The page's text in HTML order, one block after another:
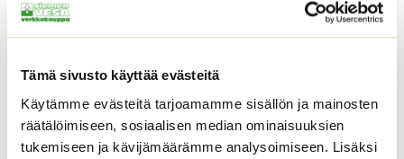
Tämä sivusto käyttää evästeitä
Käytämme evästeitä tarjoamamme sisällön ja mainosten
räätälöimiseen, sosiaalisen median ominaisuuksien
tukemiseen ja kävijämäärämme analysoimiseen. Lisäksi
Kääpiönata Buddy